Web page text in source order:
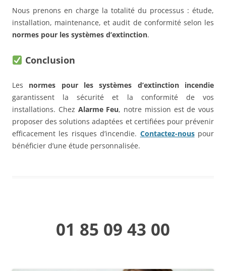
Nous prenons en charge la totalité du processus : étude,
installation, maintenance, et audit de conformité selon les
normes pour les systèmes d’extinction.
Conclusion
Les normes pour les systèmes d’extinction incendie
garantissent la sécurité et la conformité de vos
installations. Chez Alarme Feu, notre mission est de vous
proposer des solutions adaptées et certifiées pour prévenir
efficacement les risques d’incendie. Contactez-nouspour
bénéficier d’une étude personnalisée.
01 85 09 43 00